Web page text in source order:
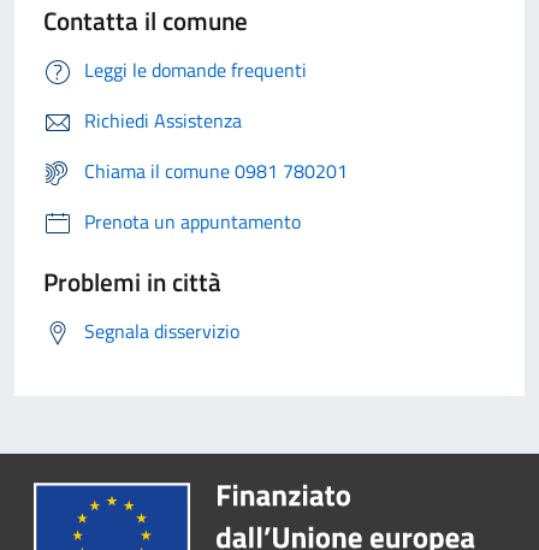
Contatta il comune
Leggi le domande frequenti
Richiedi Assistenza
Chiama il comune 0981 780201
Prenota un appuntamento
Problemi in città
Segnala disservizio